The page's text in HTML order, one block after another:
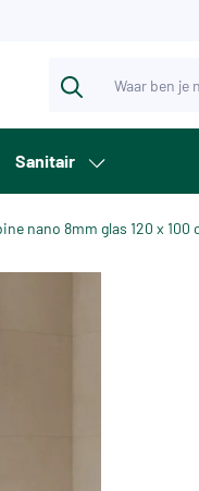
Sanitair
nano 8mm glas 120 x 100